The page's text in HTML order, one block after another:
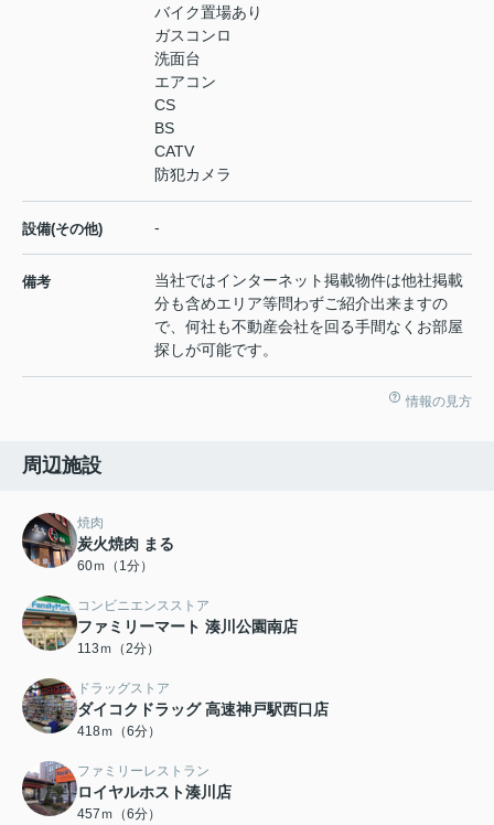
バイク置場あり
ガスコンロ
洗面台
エアコン
CS
BS
CATV
防犯カメラ
設備(その他) -
備考
当社ではインターネット掲載物件は他社掲載
分も含めエリア等問わずご紹介出来ますの
で、何社も不動産会社を回る手間なくお部屋
探しが可能です。
情報の見方
周辺施設
焼肉
炭火焼肉 まる
60ｍ（1分）
コンビニエンスストア
ファミリーマート 湊川公園南店
113ｍ（2分）
ドラッグストア
ダイコクドラッグ 高速神戸駅西口店
418ｍ（6分）
ファミリーレストラン
ロイヤルホスト湊川店
457ｍ（6分）